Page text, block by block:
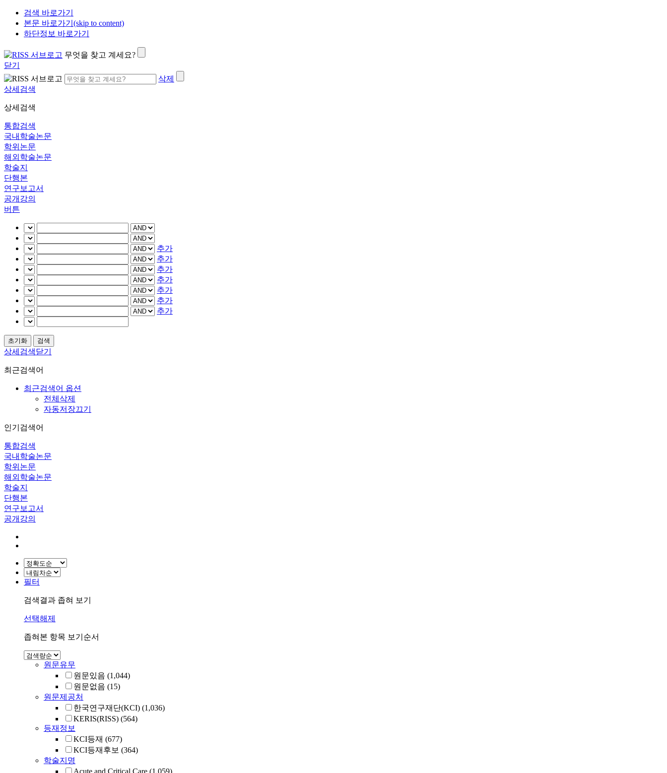
검색 바로가기
본문 바로가기(skip to content)
하단정보 바로가기
무엇을 찾고 계세요?
닫기
삭제
상세검색
상세검색
통합검색
국내학술논문
학위논문
해외학술논문
학술지
단행본
연구보고서
공개강의
버튼
추가
추가
추가
추가
추가
추가
추가
상세검색닫기
최근검색어
최근검색어 옵션
전체삭제
자동저장끄기
인기검색어
통합검색
국내학술논문
학위논문
해외학술논문
학술지
단행본
연구보고서
공개강의
필터
검색결과 좁혀 보기
선택해제
좁혀본 항목 보기순서
원문유무
원문있음 (1,044)
원문없음 (15)
원문제공처
한국연구재단(KCI) (1,036)
KERIS(RISS) (564)
등재정보
KCI등재 (677)
KCI등재후보 (364)
학술지명
Acute and Critical Care (1,059)